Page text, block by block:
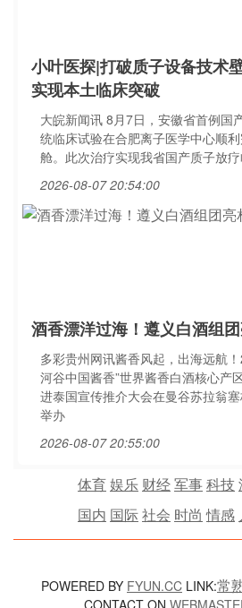
小叶医探|打破质子设备技术
实现本土临床突破
大皖新闻讯 8月7日，安徽省首例国
统临床试验在合肥离子医学中心顺
舱。此次治疗实现我省国产质子放
2026-08-07 20:54:00
酒香漂洋过海！遵义白酒组
多彩贵州网讯酱香风起，出海远航
河谷中国酱香”世界酱香白酒核心
进泰国宣传推介大会在曼谷苏拉翁
举办
2026-08-07 20:55:00
体育娱乐 财经军事科技
国内 国际社会 时尚 情感
POWERED BY FYUN.CC LINK:常
CONTACT ON